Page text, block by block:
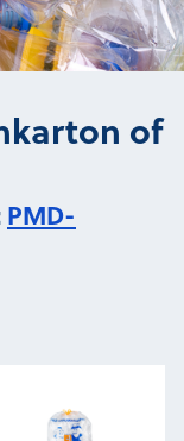
of
PMD-